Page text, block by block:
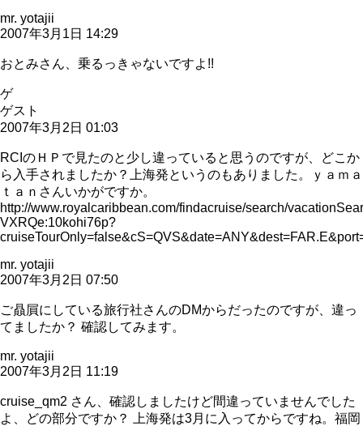
mr. yotajii
2007年3月1日 14:29
おとみさん、乗るっきゃないですよ!!
ゲ
ゲスト
2007年3月2日 01:03
RCIのＨＰで見たのと少し違っていると思うのですが、どこか
ら入手されましたか？上海発というのもありました。ｙａｍａ
ｔａｎさんいかがですか。
http://www.royalcaribbean.com/findacruise/search/
VXRQe:10kohi76p?
mr. yotajii
2007年3月2日 07:50
ご贔屓にしている旅行社さんのDMからだったのですが、違っ
てましたか？ 確認してみます。
mr. yotajii
2007年3月2日 11:19
cruise_qm2 さん、確認しましたけど間違っていませんでした
よ、どの部分ですか？ 上海発は3月に入ってからですね。福岡